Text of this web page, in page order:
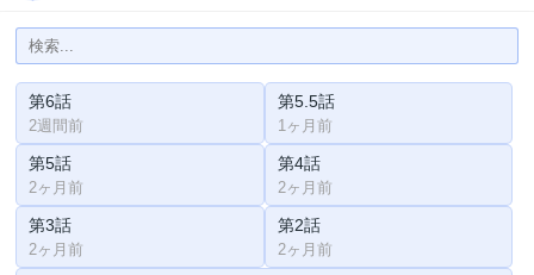
第6話
2週間前
第5.5話
1ヶ月前
第5話
2ヶ月前
第4話
2ヶ月前
第3話
2ヶ月前
第2話
2ヶ月前